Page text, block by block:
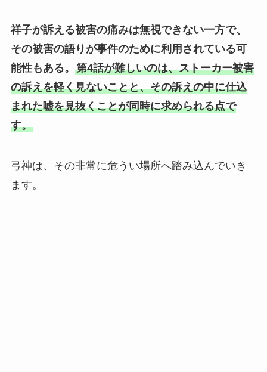
祥子が訴える被害の痛みは無視できない一方で、
その被害の語りが事件のために利用されている可
能性もある。 第4話が難しいのは、ストーカー被害
の訴えを軽く見ないことと、その訴えの中に仕込
まれた嘘を見抜くことが同時に求められる点で
す。
弓神は、その非常に危うい場所へ踏み込んでいき
ます。